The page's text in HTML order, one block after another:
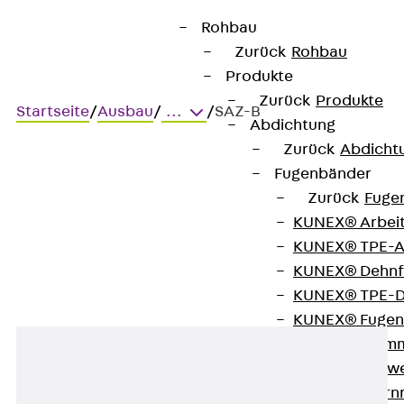
Rohbau
Zurück Rohbau
Produkte
Zurück Produkte
Abdichtung
Zurück
Fugenbänder
Zurück
KUNEX®
KUNEX®
KUNEX®
KUNEX®
KUNEX®
KUNEX®
KUNEX®
KUNEX®
Startseite/Ausbau/ ... /SAZ-B